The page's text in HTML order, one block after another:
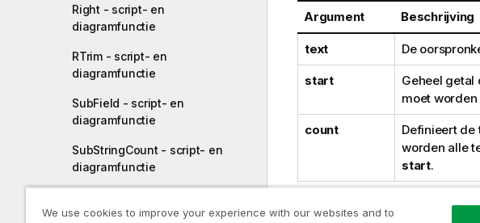
Right - script- en
diagramfunctie
RTrim - script- en
diagramfunctie
SubField - script- en
diagramfunctie
SubStringCount - script- en
diagramfunctie
diagramfunctie
Argument Beschrijving
text De
start Geheel getal
moet
count
Definieert de
worden alle
start.
We use cookies to improve your experience with our websites and to